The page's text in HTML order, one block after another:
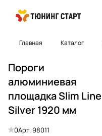
Главная Каталог
Пороги
алюминиевая
площадка Slim Line
Silver 1920 мм
0Арт.98011